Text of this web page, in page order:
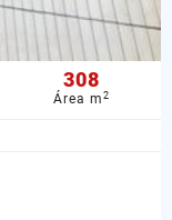
308
Área m2